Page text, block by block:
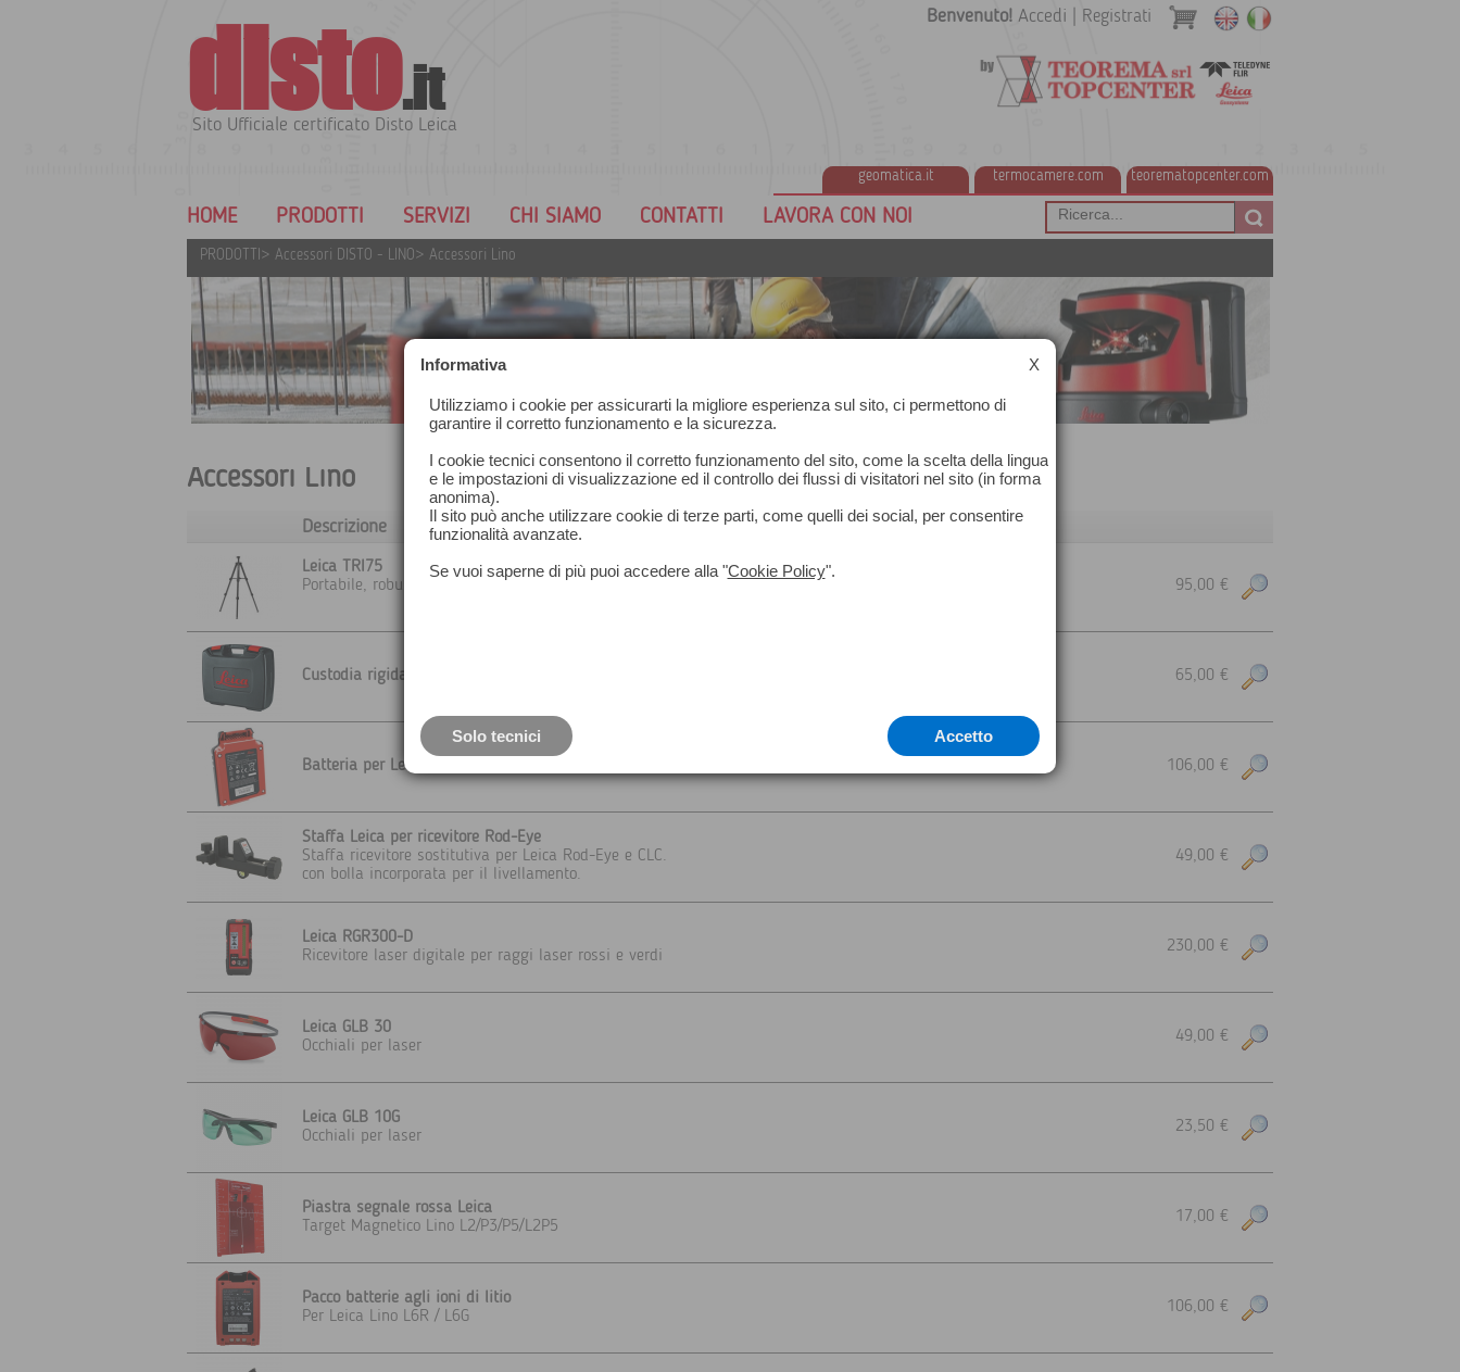
disto.it
Sito Ufficiale certificato Disto Leica
geomatica.it termocamere.com teorematopcenter.com
Benvenuto! Accedi Registrati
HOME PRODOTTI SERVIZI CHI SIAMO CONTATTI LAVORA CON NOI
PRODOTTI > Accessori DISTO - LINO > Accessori Lino
Accessori Lino
Descrizione
Leica TRI75
Portabile, robusto e stabile da utilizzare con gli adattatori Leica FTA 360 e DST 360
95,00 €
Custodia rigida per Lino L4P1 65,00 €
Batteria per Leica Lino L4P1 106,00 €
Staffa Leica per ricevitore Rod-Eye
Staffa ricevitore sostitutiva per Leica Rod-Eye e CLC.
con bolla incorporata per il livellamento.
49,00 €
Leica RGR300-D
Ricevitore laser digitale per raggi laser rossi e verdi
230,00 €
Leica GLB 30
Occhiali per laser
49,00 €
Leica GLB 10G
Occhiali per laser
23,50 €
Piastra segnale rossa Leica
Target Magnetico Lino L2/P3/P5/L2P5
17,00 €
Pacco batterie agli ioni di litio
Per Leica Lino L6R / L6G
106,00 €
Informativa X
Utilizziamo i cookie per assicurarti la migliore esperienza sul sito, ci permettono di
garantire il corretto funzionamento e la sicurezza.
I cookie tecnici consentono il corretto funzionamento del sito, come la scelta della lingua
e le impostazioni di visualizzazione ed il controllo dei flussi di visitatori nel sito (in forma
anonima).
Il sito può anche utilizzare cookie di terze parti, come quelli dei social, per consentire
funzionalità avanzate.
Se vuoi saperne di più puoi accedere alla "Cookie Policy".
Solo tecnici Accetto